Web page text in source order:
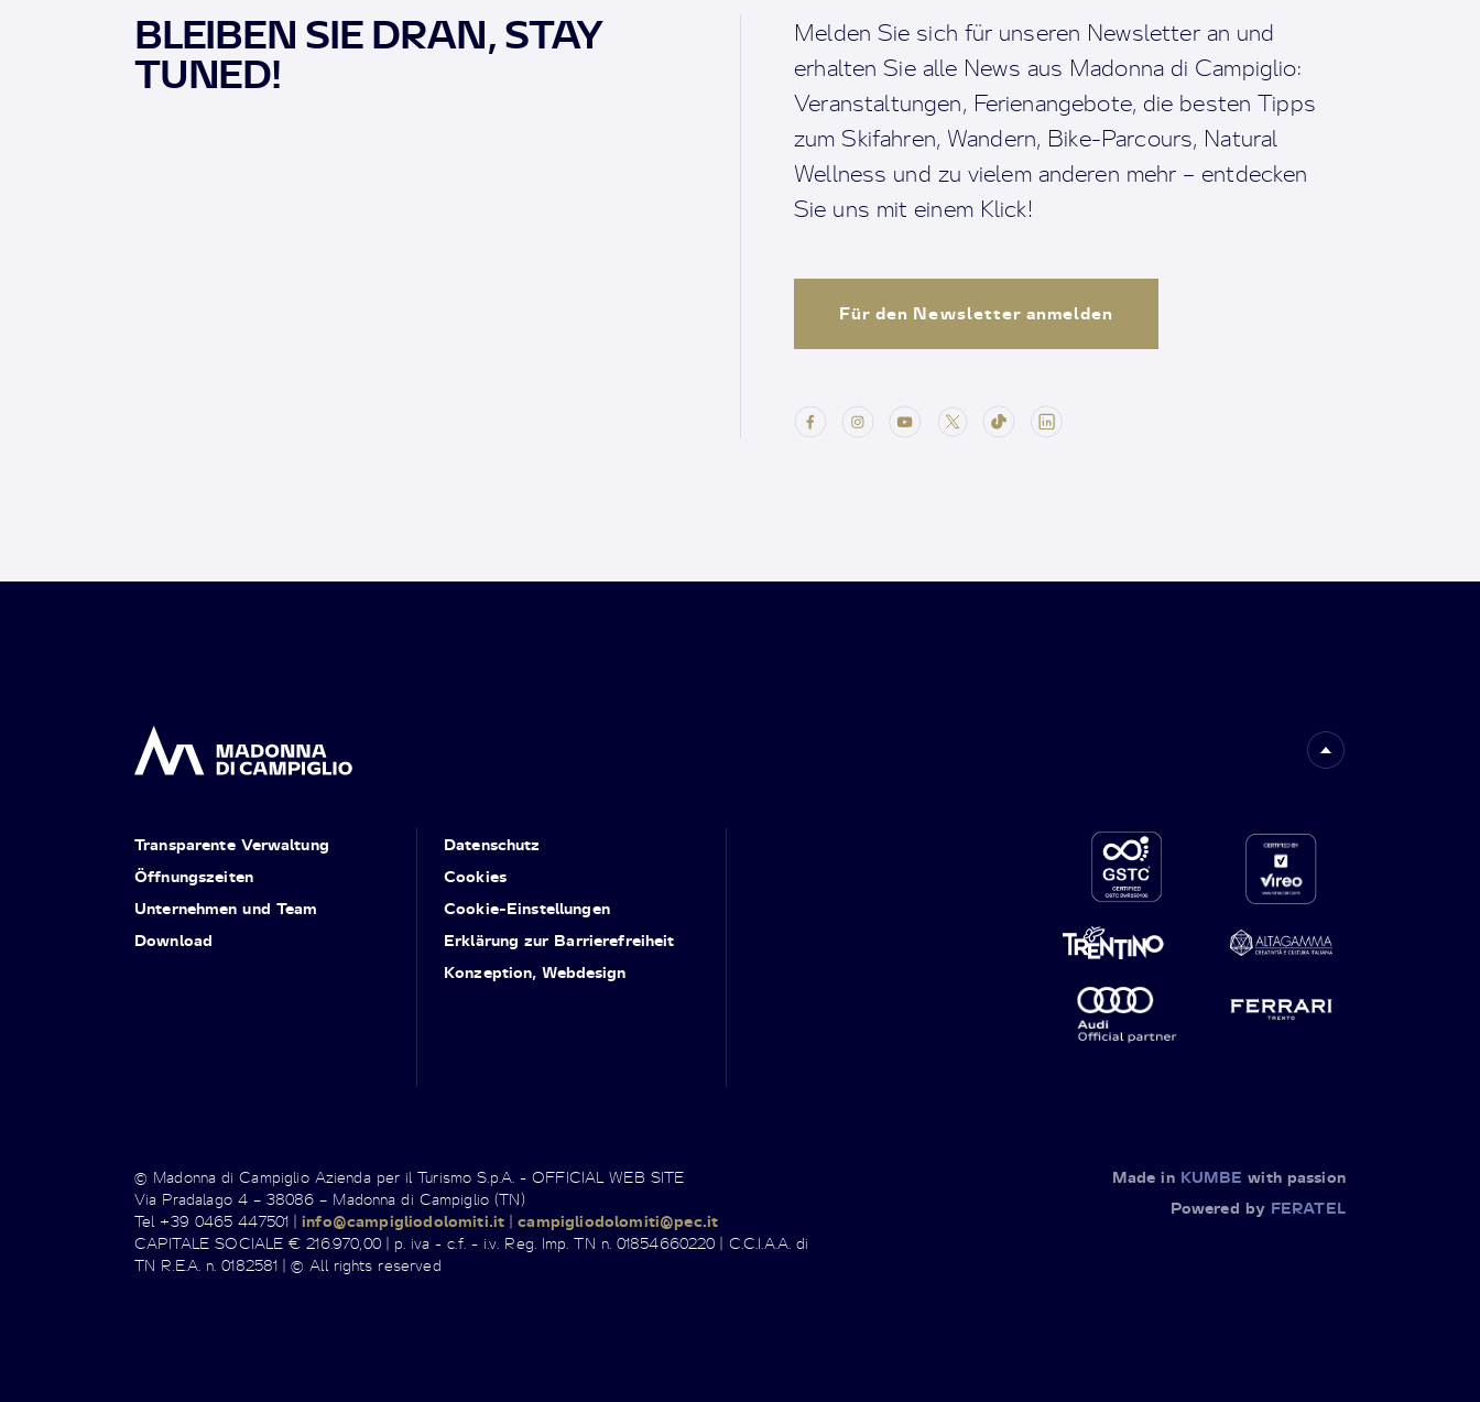
BLEIBEN SIE DRAN, STAY
TUNED!
Melden Sie sich für unseren Newsletter an und
erhalten Sie alle News aus Madonna di Campiglio:
Veranstaltungen, Ferienangebote, die besten Tipps
zum Skifahren, Wandern, Bike-Parcours, Natural
Wellness und zu vielem anderen mehr – entdecken
Sie uns mit einem Klick!
Für den Newsletter anmelden
Transparente Verwaltung
Öffnungszeiten
Unternehmen und Team
Download
Datenschutz
Cookies
Cookie-Einstellungen
Erklärung zur Barrierefreiheit
Konzeption, Webdesign
© Madonna di Campiglio Azienda per il Turismo S.p.A. - OFFICIAL WEB SITE
Via Pradalago 4 – 38086 – Madonna di Campiglio (TN)
Tel +39 0465 447501 |info@campigliodolomiti.it |campigliodolomiti@pec.it
CAPITALE SOCIALE € 216.970,00 | p. iva - c.f. - i.v. Reg. Imp. TN n. 01854660220 | C.C.I.A.A. di
TN R.E.A. n. 0182581 | © All rights reserved
Made in KUMBE with passion
Powered by FERATEL